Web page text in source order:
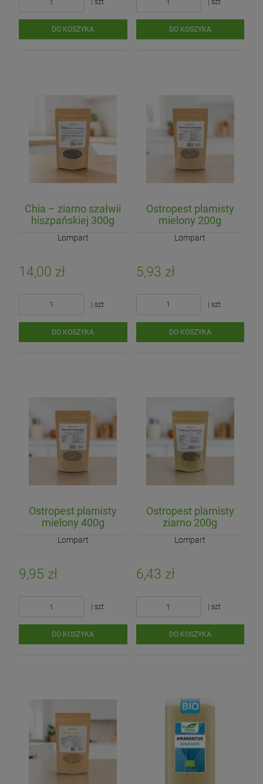
| szt
DO KOSZYKA
| szt
DO KOSZYKA
Chia – ziarno szałwii
hiszpańskiej 300g
Lompart
14,00 zł
| szt
DO KOSZYKA
Ostropest plamisty
mielony 200g
Lompart
5,93 zł
| szt
DO KOSZYKA
Ostropest plamisty
mielony 400g
Lompart
9,95 zł
| szt
DO KOSZYKA
Ostropest plamisty
ziarno 200g
Lompart
6,43 zł
| szt
DO KOSZYKA